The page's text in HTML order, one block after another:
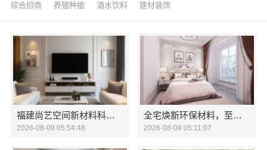
综合招商 养殖种植 酒水饮料 建材装饰
福建尚艺空间新材料科技，新房家庭装修硬装施工报价明细
2026-08-09 05:54:48
全宅焕新环保材料，至臻全宅新材料守护家人健康
2026-08-09 05:11:07